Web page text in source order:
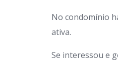
No condomínio
ativa.
Se interessou e